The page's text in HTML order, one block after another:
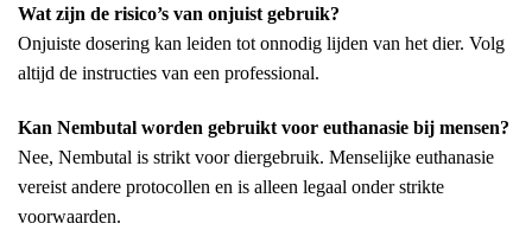
Wat zijn de risico’s van onjuist gebruik?
Onjuiste dosering kan leiden tot onnodig lijden van het dier. Volg
altijd de instructies van een professional.
Kan Nembutal worden gebruikt voor euthanasie bij mensen?
Nee, Nembutal is strikt voor diergebruik. Menselijke euthanasie
vereist andere protocollen en is alleen legaal onder strikte
voorwaarden.